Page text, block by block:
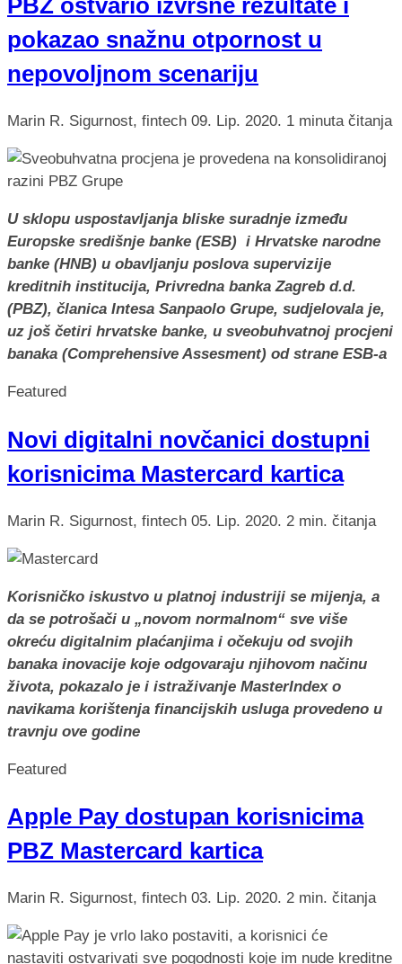
PBZ ostvario izvrsne rezultate i
pokazao snažnu otpornost u
nepovoljnom scenariju
Marin R. Sigurnost, fintech 09. Lip. 2020. 1 minuta čitanja
U sklopu uspostavljanja bliske suradnje između
Europske središnje banke (ESB) i Hrvatske narodne
banke (HNB) u obavljanju poslova supervizije
kreditnih institucija, Privredna banka Zagreb d.d.
(PBZ), članica Intesa Sanpaolo Grupe, sudjelovala je,
uz još četiri hrvatske banke, u sveobuhvatnoj procjeni
banaka (Comprehensive Assesment) od strane ESB-a
Featured
Novi digitalni novčanici dostupni
korisnicima Mastercard kartica
Marin R. Sigurnost, fintech 05. Lip. 2020. 2 min. čitanja
Korisničko iskustvo u platnoj industriji se mijenja, a
da se potrošači u „novom normalnom“ sve više
okreću digitalnim plaćanjima i očekuju od svojih
banaka inovacije koje odgovaraju njihovom načinu
života, pokazalo je i istraživanje MasterIndex o
navikama korištenja financijskih usluga provedeno u
travnju ove godine
Featured
Apple Pay dostupan korisnicima
PBZ Mastercard kartica
Marin R. Sigurnost, fintech 03. Lip. 2020. 2 min. čitanja